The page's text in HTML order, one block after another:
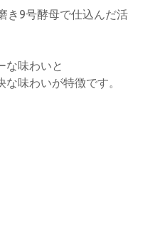
き9号酵母で仕込んだ活
な味わいと
味わいが特徴です。